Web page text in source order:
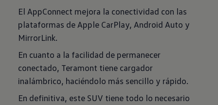
El AppConnect mejora la conectividad con las
plataformas de Apple CarPlay, Android Auto y
MirrorLink.
En cuanto a la facilidad de permanecer
conectado, Teramont tiene cargador
inalámbrico, haciéndolo más sencillo y rápido.
En definitiva, este SUV tiene todo lo necesario